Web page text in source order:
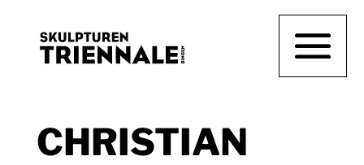
CHRISTIAN